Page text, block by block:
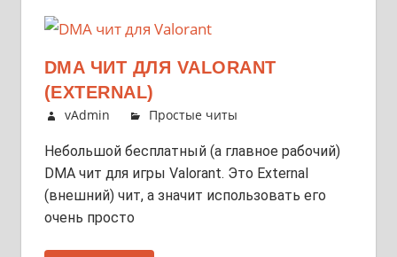
DMA ЧИТ ДЛЯ VALORANT
(EXTERNAL)
vAdmin Простые читы
Небольшой бесплатный (а главное рабочий)
DMA чит для игры Valorant. Это External
(внешний) чит, а значит использовать его
очень просто